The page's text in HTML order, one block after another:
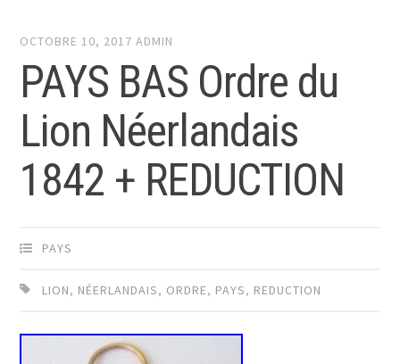
OCTOBRE 10, 2017 ADMIN
PAYS BAS Ordre du
Lion Néerlandais
1842 + REDUCTION
PAYS
LION, NÉERLANDAIS, ORDRE, PAYS, REDUCTION